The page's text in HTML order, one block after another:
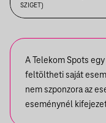
SZIGET)
A Telekom Spots
feltöltheti saját
nem szponzora az
eseménynél